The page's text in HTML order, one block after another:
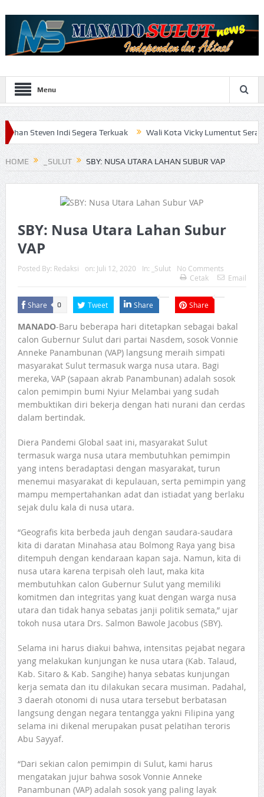
Menu
Indi Segera Terkuak Wali Kota Vicky Lumentut Serahkan LKPD
HOME _SULUT SBY: NUSA UTARA LAHAN SUBUR VAP
SBY: Nusa Utara Lahan Subur
VAP
Posted By: Redaksi on: Juli 12, 2020 In: _Sulut
No Comments
Cetak
Email
Share 0 Tweet Share Share
MANADO-Baru beberapa hari ditetapkan sebagai bakal
calon Gubernur Sulut dari partai Nasdem, sosok Vonnie
Anneke Panambunan (VAP) langsung meraih simpati
masyarakat Sulut termasuk warga nusa utara. Bagi
mereka, VAP (sapaan akrab Panambunan) adalah sosok
calon pemimpin bumi Nyiur Melambai yang sudah
membuktikan diri bekerja dengan hati nurani dan cerdas
dalam bertindak.
Diera Pandemi Global saat ini, masyarakat Sulut
termasuk warga nusa utara membutuhkan pemimpin
yang intens beradaptasi dengan masyarakat, turun
menemui masyarakat di kepulauan, serta pemimpin yang
mampu mempertahankan adat dan istiadat yang berlaku
sejak dulu kala di nusa utara.
“Geografis kita berbeda jauh dengan saudara-saudara
kita di daratan Minahasa atau Bolmong Raya yang bisa
ditempuh dengan kendaraan kapan saja. Namun, kita di
nusa utara karena terpisah oleh laut, maka kita
membutuhkan calon Gubernur Sulut yang memiliki
komitmen dan integritas yang kuat dengan warga nusa
utara dan tidak hanya sebatas janji politik semata,” ujar
tokoh nusa utara Drs. Salmon Bawole Jacobus (SBY).
Selama ini harus diakui bahwa, intensitas pejabat negara
yang melakukan kunjungan ke nusa utara (Kab. Talaud,
Kab. Sitaro & Kab. Sangihe) hanya sebatas kunjungan
kerja semata dan itu dilakukan secara musiman. Padahal,
3 daerah otonomi di nusa utara tersebut berbatasan
langsung dengan negara tentangga yakni Filipina yang
selama ini dikenal merupakan pusat pelatihan teroris
Abu Sayyaf.
“Dari sekian calon pemimpin di Sulut, kami harus
mengatakan jujur bahwa sosok Vonnie Anneke
Panambunan (VAP) adalah sosok yang paling layak